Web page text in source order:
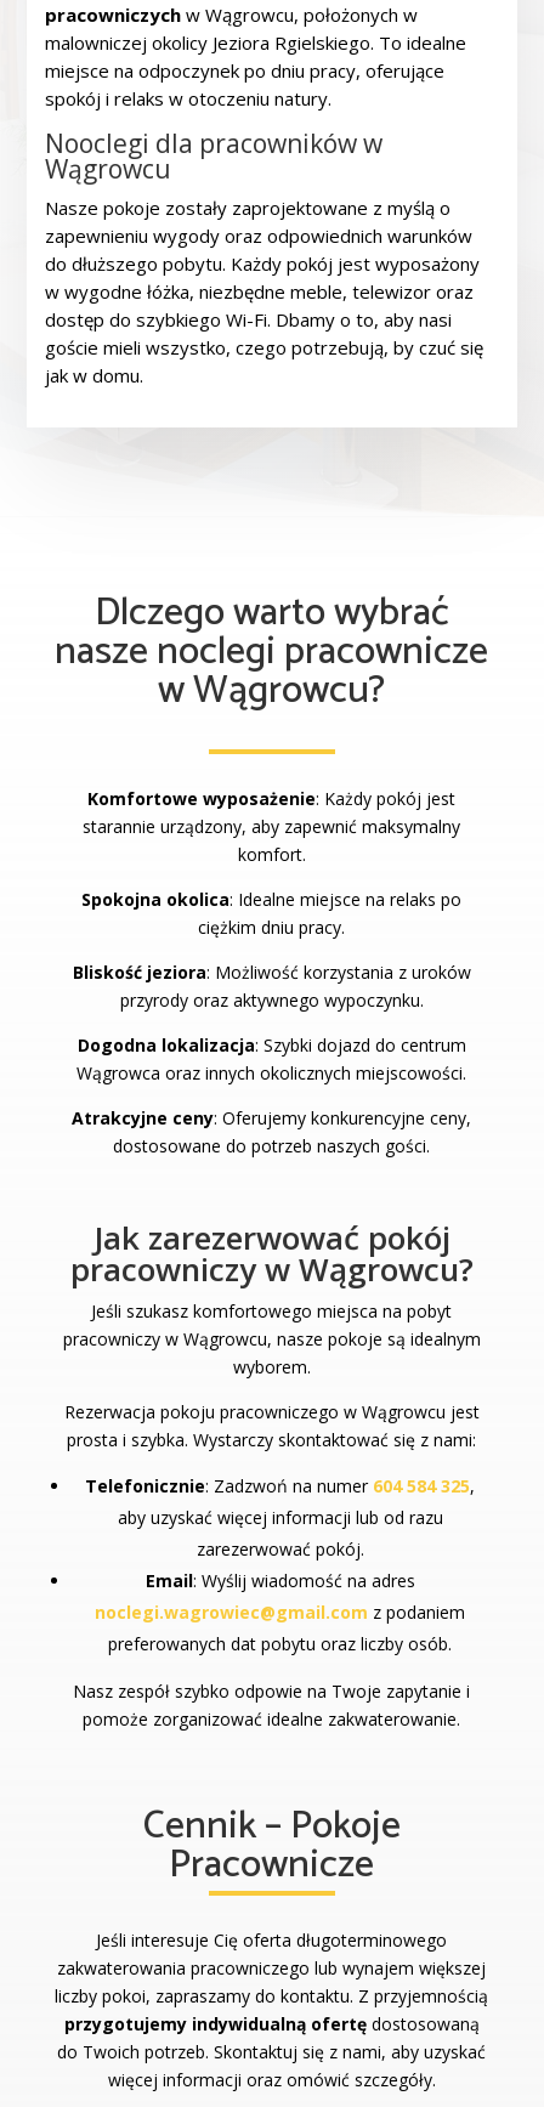
pracowniczych w Wągrowcu, położonych w
malowniczej okolicy Jeziora Rgielskiego. To idealne
miejsce na odpoczynek po dniu pracy, oferujące
spokój i relaks w otoczeniu natury.
Nooclegi dla pracowników w
Wągrowcu
Nasze pokoje zostały zaprojektowane z myślą o
zapewnieniu wygody oraz odpowiednich warunków
do dłuższego pobytu. Każdy pokój jest wyposażony
w wygodne łóżka, niezbędne meble, telewizor oraz
dostęp do szybkiego Wi-Fi. Dbamy o to, aby nasi
goście mieli wszystko, czego potrzebują, by czuć się
jak w domu.
Dlczego warto wybrać
nasze noclegi pracownicze
w Wągrowcu?
Komfortowe wyposażenie: Każdy pokój jest
starannie urządzony, aby zapewnić maksymalny
komfort.
Spokojna okolica: Idealne miejsce na relaks po
ciężkim dniu pracy.
Bliskość jeziora: Możliwość korzystania z uroków
przyrody oraz aktywnego wypoczynku.
Dogodna lokalizacja: Szybki dojazd do centrum
Wągrowca oraz innych okolicznych miejscowości.
Atrakcyjne ceny: Oferujemy konkurencyjne ceny,
dostosowane do potrzeb naszych gości.
Jak zarezerwować pokój
pracowniczy w Wągrowcu?
Jeśli szukasz komfortowego miejsca na pobyt
pracowniczy w Wągrowcu, nasze pokoje są idealnym
wyborem.
Rezerwacja pokoju pracowniczego w Wągrowcu jest
prosta i szybka. Wystarczy skontaktować się z nami:
Telefonicznie: Zadzwoń na numer 604 584 325,
aby uzyskać więcej informacji lub od razu
zarezerwować pokój.
Email: Wyślij wiadomość na adres
noclegi.wagrowiec@gmail.com z podaniem
preferowanych dat pobytu oraz liczby osób.
Nasz zespół szybko odpowie na Twoje zapytanie i
pomoże zorganizować idealne zakwaterowanie.
Cennik – Pokoje
Pracownicze
Jeśli interesuje Cię oferta długoterminowego
zakwaterowania pracowniczego lub wynajem większej
liczby pokoi, zapraszamy do kontaktu. Z przyjemnością
przygotujemy indywidualną ofertędostosowaną
do Twoich potrzeb. Skontaktuj się z nami, aby uzyskać
więcej informacji oraz omówić szczegóły.